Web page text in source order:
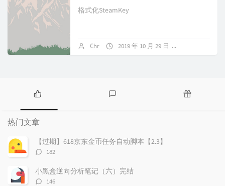
格式化SteamKey
Chr 2019 年 10 月 29 日
热
门
文
章
论
热门文章
【过期】618京东金币任务自动脚本【2.3】
评
数：
182
小黑盒逆向分析笔记（六）完结
评
146